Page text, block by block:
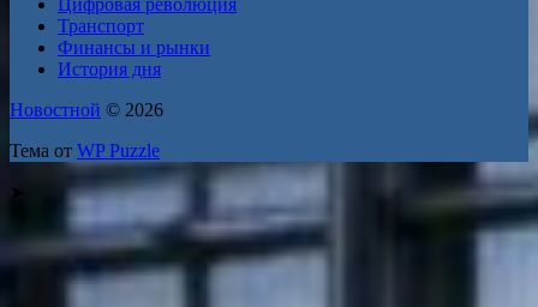
Цифровая революция
Транспорт
Финансы и рынки
История дня
Новостной © 2026
Тема от WP Puzzle
➤